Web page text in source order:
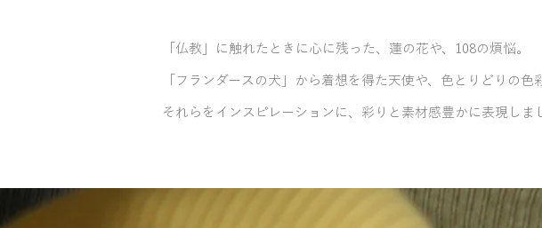
「仏教」に触れたときに心に残った、蓮の花や、108の煩悩。
「フランダースの犬」から着想を得た天使や、色とりどりの
それらをインスピレーションに、彩りと素材感豊かに表現しま